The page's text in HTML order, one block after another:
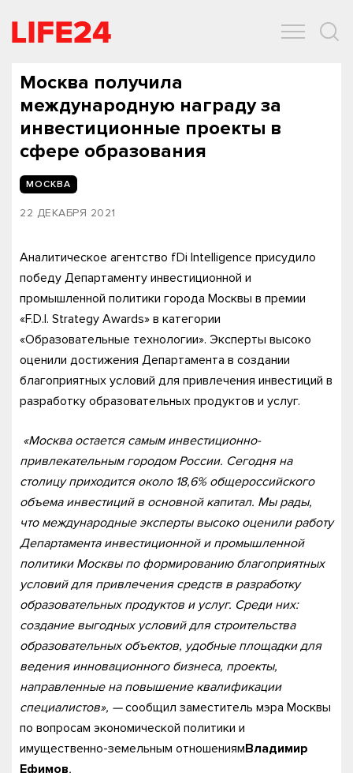
Москва получила
международную награду за
инвестиционные проекты в
сфере образования
МОСКВА
22 ДЕКАБРЯ 2021
Аналитическое агентство fDi Intelligence присудило
победу Департаменту инвестиционной и
промышленной политики города Москвы в премии
«F.D.I. Strategy Awards» в категории
«Образовательные технологии». Эксперты высоко
оценили достижения Департамента в создании
благоприятных условий для привлечения инвестиций в
разработку образовательных продуктов и услуг.
«Москва остается самым инвестиционно-
привлекательным городом России. Сегодня на
столицу приходится около 18,6% общероссийского
объема инвестиций в основной капитал. Мы рады,
что международные эксперты высоко оценили работу
Департамента инвестиционной и промышленной
политики Москвы по формированию благоприятных
условий для привлечения средств в разработку
образовательных продуктов и услуг. Среди них:
создание выгодных условий для строительства
образовательных объектов, удобные площадки для
ведения инновационного бизнеса, проекты,
направленные на повышение квалификации
специалистов», —сообщил заместитель мэра Москвы
по вопросам экономической политики и
имущественно-земельным отношениямВладимир
Ефимов.